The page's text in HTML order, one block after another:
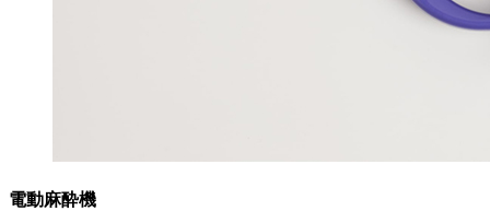
電動麻酔機